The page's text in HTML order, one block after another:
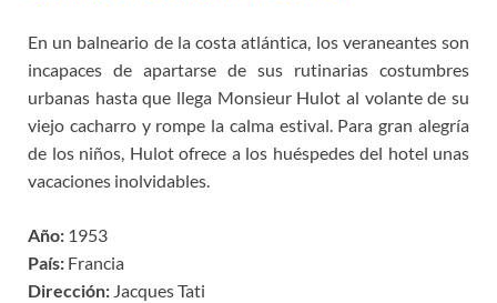
En un balneario de la costa atlántica, los veraneantes son
incapaces de apartarse de sus rutinarias costumbres
urbanas hasta que llega Monsieur Hulot al volante de su
viejo cacharro y rompe la calma estival. Para gran alegría
de los niños, Hulot ofrece a los huéspedes del hotel unas
vacaciones inolvidables.
Año: 1953
País: Francia
Dirección: Jacques Tati